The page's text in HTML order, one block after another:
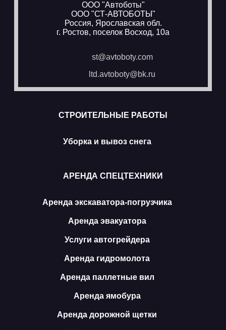
ООО "Автоботы"
ООО "СТ-АВТОБОТЫ"
Россия, Ярославская обл.
г. Ростов, поселок Восход, 10а
st@avtoboty.com
ltd.avtoboty@bk.ru
СТРОИТЕЛЬНЫЕ РАБОТЫ
Уборка и вывоз снега
АРЕНДА СПЕЦТЕХНИКИ
Аренда экскаватора-погрузчика
Аренда эвакуатора
Услуги автогрейдера
Аренда гидромолота
Аренда паллетные вил
Аренда ямобура
Аренда дорожной щетки